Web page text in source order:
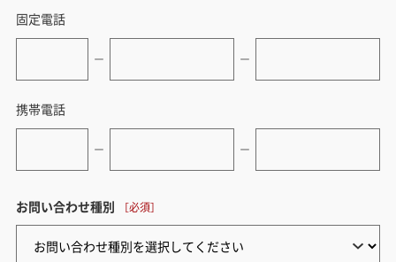
固定電話
ー ー
携帯電話
ー ー
お問い合わせ種別